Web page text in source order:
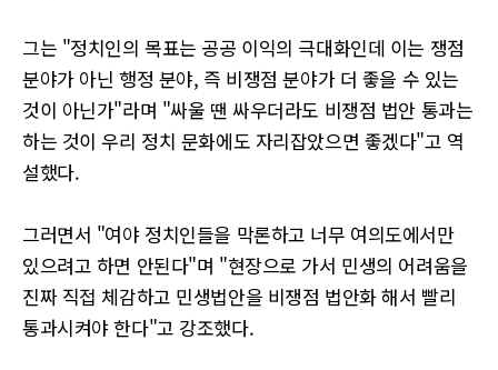
그는 "정치인의 목표는 공공 이익의 극대화인데 이는 쟁점
분야가 아닌 행정 분야, 즉 비쟁점 분야가 더 좋을 수 있는
것이 아닌가"라며 "싸울 땐 싸우더라도 비쟁점 법안 통과는
하는 것이 우리 정치 문화에도 자리잡았으면 좋겠다"고 역
설했다.
그러면서 "여야 정치인들을 막론하고 너무 여의도에서만
있으려고 하면 안된다"며 "현장으로 가서 민생의 어려움을
진짜 직접 체감하고 민생법안을 비쟁점 법안화 해서 빨리
통과시켜야 한다"고 강조했다.